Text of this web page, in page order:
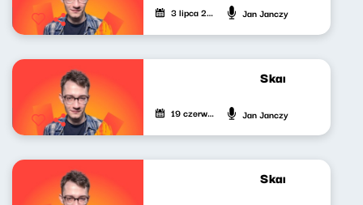
3 lipca 2026 Jan Janczy
Skandynawskim
19 czerwca 2026 Jan Janczy
Skandynawskim